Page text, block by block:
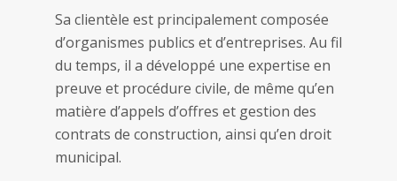
Sa clientèle est principalement composée
d’organismes publics et d’entreprises. Au fil
du temps, il a développé une expertise en
preuve et procédure civile, de même qu’en
matière d’appels d’offres et gestion des
contrats de construction, ainsi qu’en droit
municipal.